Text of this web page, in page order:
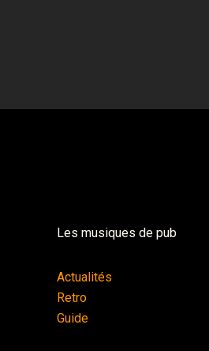
Les musiques de pub
Actualités
Retro
Guide